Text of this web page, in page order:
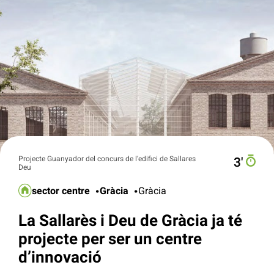
Projecte Guanyador del concurs de l'edifici de Sallares
Deu
3′
sector centre Gràcia Gràcia
La Sallarès i Deu de Gràcia ja té
projecte per ser un centre
d’innovació